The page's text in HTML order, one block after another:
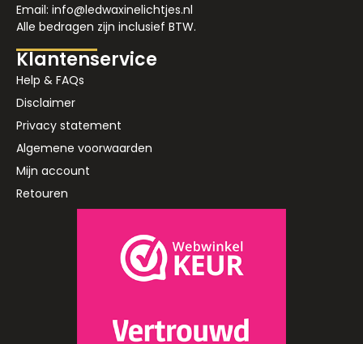
Email: info@ledwaxinelichtjes.nl
Alle bedragen zijn inclusief BTW.
Klantenservice
Help & FAQs
Disclaimer
Privacy statement
Algemene voorwaarden
Mijn account
Retouren